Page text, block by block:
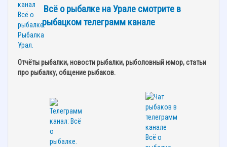
Всё о рыбалке на Урале смотрите в
рыбацком телеграмм канале
Отчёты рыбалки, новости рыбалки, рыболовный юмор, статьи
про рыбалку, общение рыбаков.